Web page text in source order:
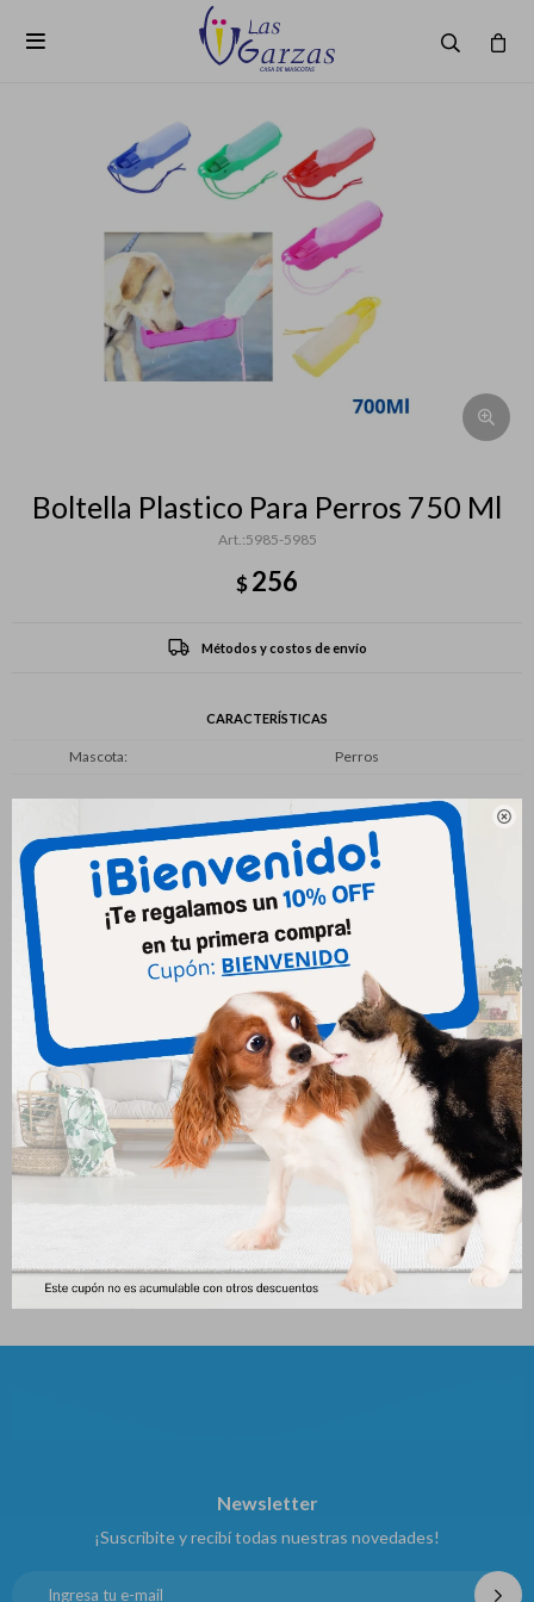


Boltella Plastico Para Perros 750 Ml
5985-5985
$256
Métodos y costos de envío
CARACTERÍSTICAS
Mascota Perros
Productos que te pueden interesar
Mascota 27*14*4.5
Comedero Metalico Color
Pequeño
Newsletter
¡Suscribite y recibí todas nuestras novedades!